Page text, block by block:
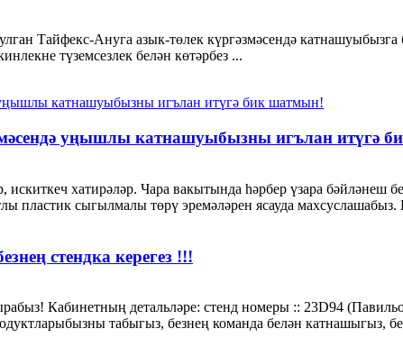
Тайфекс-Ануга азык-төлек күргәзмәсендә
түземсезлек белән көтәрбез ...
уңышлы катнашуыбызны игълан итүгә
хатирәләр. Чара вакытында һәрбер үзара бәйләнеш
пластик сыгылмалы төрү эремәләрен ясауда махсуслашабыз.
стендка керегез !!!
Кабинетның детальләре: стенд номеры :: 23D94
табыгыз, безнең команда белән катнашыгыз,